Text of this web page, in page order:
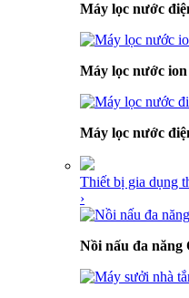
Máy lọc nước
Máy lọc nước
Máy lọc nước
Thiết bị gia dụng
›
Nồi nấu đa năng